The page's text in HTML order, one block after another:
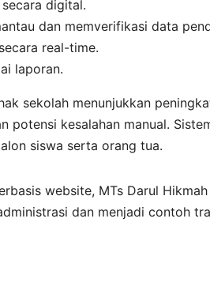
digital.
dan memverifikasi data
real-time.
laporan.
sekolah menunjukkan
potensi kesalahan manual.
siswa serta orang tua.
website, MTs Darul
dan menjadi contoh